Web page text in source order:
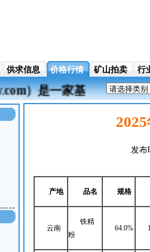
供求信息 价格行情 矿山拍卖 行
）是一家基于中国矿业
发
产地 品名 规格
云南
铁精
粉
64.0%